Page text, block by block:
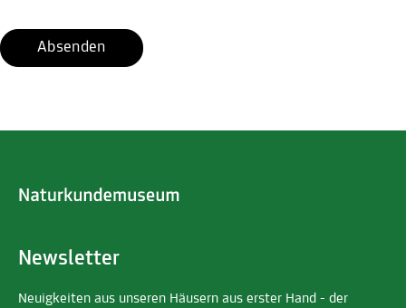
Absenden
Newsletter
Neuigkeiten aus unseren Häusern aus erster Hand - der